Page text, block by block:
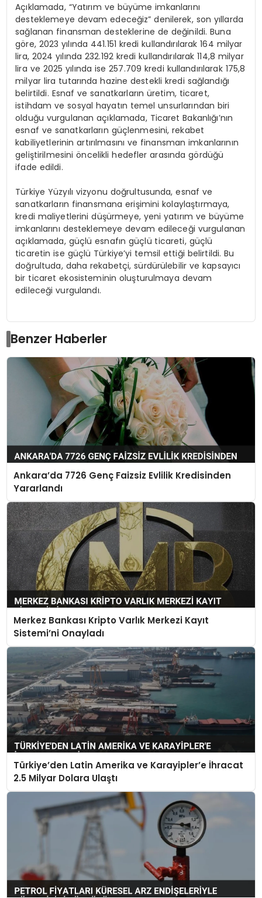
Açıklamada, “Yatırım ve büyüme imkanlarını
desteklemeye devam edeceğiz” denilerek, son yıllarda
sağlanan finansman desteklerine de değinildi. Buna
göre, 2023 yılında 441.151 kredi kullandırılarak 164 milyar
lira, 2024 yılında 232.192 kredi kullandırılarak 114,8 milyar
lira ve 2025 yılında ise 257.709 kredi kullandırılarak 175,8
milyar lira tutarında hazine destekli kredi sağlandığı
belirtildi. Esnaf ve sanatkarların üretim, ticaret,
istihdam ve sosyal hayatın temel unsurlarından biri
olduğu vurgulanan açıklamada, Ticaret Bakanlığı’nın
esnaf ve sanatkarların güçlenmesini, rekabet
kabiliyetlerinin artırılmasını ve finansman imkanlarının
geliştirilmesini öncelikli hedefler arasında gördüğü
ifade edildi.
Türkiye Yüzyılı vizyonu doğrultusunda, esnaf ve
sanatkarların finansmana erişimini kolaylaştırmaya,
kredi maliyetlerini düşürmeye, yeni yatırım ve büyüme
imkanlarını desteklemeye devam edileceği vurgulanan
açıklamada, güçlü esnafın güçlü ticareti, güçlü
ticaretin ise güçlü Türkiye’yi temsil ettiği belirtildi. Bu
doğrultuda, daha rekabetçi, sürdürülebilir ve kapsayıcı
bir ticaret ekosisteminin oluşturulmaya devam
edileceği vurgulandı.
Benzer Haberler
Ankara’da 7726 Genç Faizsiz Evlilik Kredisinden
Yararlandı
Merkez Bankası Kripto Varlık Merkezi Kayıt
Sistemi’ni Onayladı
Türkiye’den Latin Amerika ve Karayipler’e İhracat
2.5 Milyar Dolara Ulaştı